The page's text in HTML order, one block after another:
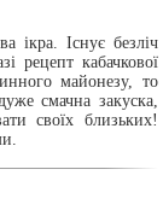
ікра. Існує безліч
рецепт кабачкової
майонезу, то
смачна закуска,
своїх близьких!